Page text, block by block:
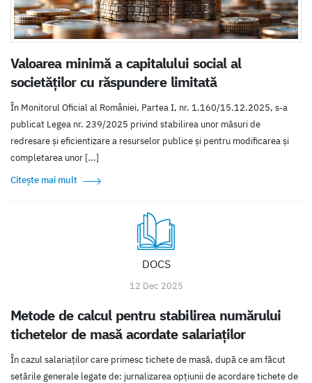
Valoarea minimă a capitalului social al
societăţilor cu răspundere limitată
În Monitorul Oficial al României, Partea I, nr. 1.160/15.12.2025, s-a
publicat Legea nr. 239/2025 privind stabilirea unor măsuri de
redresare şi eficientizare a resurselor publice şi pentru modificarea şi
completarea unor [...]
Citește mai mult
DOCS
12 Dec 2025
Metode de calcul pentru stabilirea numărului
tichetelor de masă acordate salariaților
În cazul salariaților care primesc tichete de masă, după ce am făcut
setările generale legate de: jurnalizarea opțiunii de acordare tichete de